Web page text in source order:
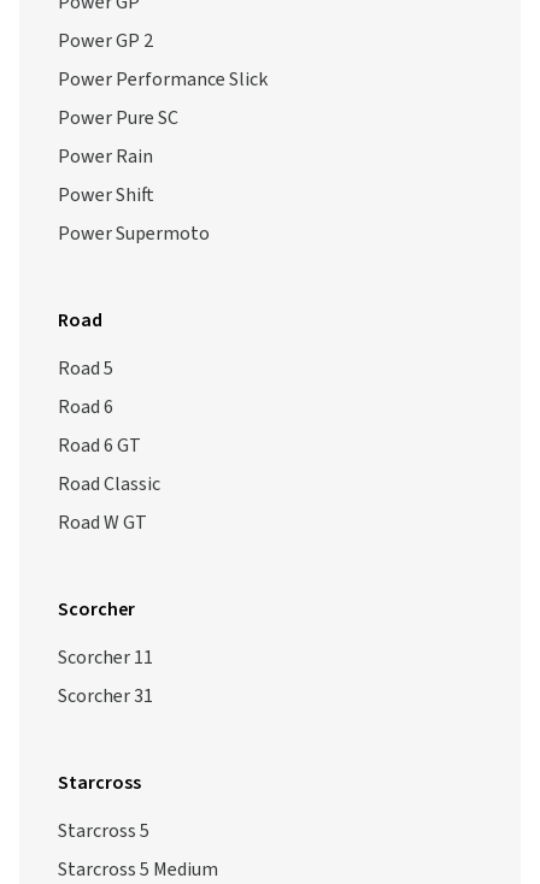
Power GP 2
Power Performance Slick
Power Pure SC
Power Rain
Power Shift
Power Supermoto
Road
Road 5
Road 6
Road 6 GT
Road Classic
Road W GT
Scorcher
Scorcher 11
Scorcher 31
Starcross
Starcross 5
Starcross 5 Medium